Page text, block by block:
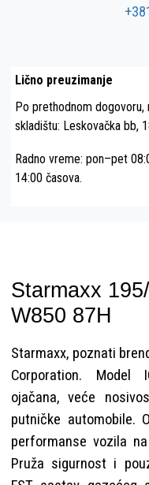
Lično preuzimanje
Po prethodnom
skladištu: Leskovačka bb,
Radno vreme: pon–pet
14:00 časova.
Starmaxx
W850 87H
Starmaxx, poznati
Corporation. Model
ojačana, veće
putničke automobile.
performanse vozila
Pruža sigurnost i